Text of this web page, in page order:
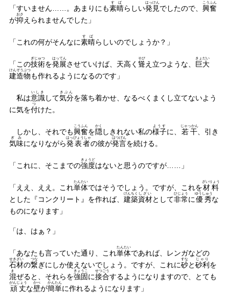
「すいません……。あまりにも素晴
すば
らしい発見
はっけん
でしたので、 興奮
こうふん
が抑
おさ
えられませんでした」
「これの何がそんなに素晴
すば
らしいのでしょうか？」
「この技術
ぎじゅつ
を発展
はってん
させていけば、天高く 聳
そび
え立つような、 巨大
きょだい
建造物
けんぞうぶつ
も作れるようになるのです」
私は意識
いしき
して気分
きぶん
を落ち着かせ、なるべくまくし立てないよう
に気を付
つ
けた。
しかし、それでも興奮
こうふん
を隠
かく
しきれない私の様子
ようす
に、 若干
じゃっかん
、引き
気味
ぎみ
になりながら発表者
はっぴょうしゃ
の彼が発言
はつげん
を続ける。
「これに、そこまでの強度
きょうど
はないと思うのですが……」
「ええ、ええ。これ単体
たんたい
ではそうでしょう。ですが、これを材料
ざいりょう
とした『コンクリート』を作れば、 建築
けんちく
資材
しざい
として非常
ひじょう
に優秀
ゆうしゅう
な
ものになります」
「は、はぁ？」
「あなたも言っていた通り、これ単体
たんたい
であれば、レンガなどの
石材
せきざい
の繋
つな
ぎにしか使えないでしょう。ですが、これに砂
すな
と砂利
じゃり
を
混
ま
ぜると、それらを強固
きょうこ
に接
せつ
合
ごう
するようになりますので、とても
頑丈
がんじょう
な壁
かべ
が簡
かん
単
たん
に作れるようになります」